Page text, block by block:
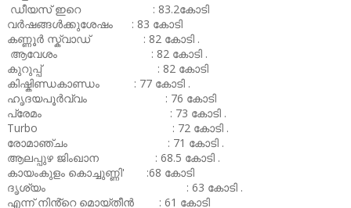
ഡീയസ് ഇറെ : 83.2കോടി
വർഷങ്ങൾക്കുശേഷം : 83 കോടി
കണ്ണൂർ സ്ക്വാഡ് : 82 കോടി .
ആവേശം : 82 കോടി .
കുറുപ്പ് : 82 കോടി
കിഷ്കിണ്ഡകാണ്ഡം : 77 കോടി .
ഹൃദയപൂർവ്വം : 76 കോടി
പ്രേമം : 73 കോടി .
Turbo : 72 കോടി .
രോമാഞ്ചം : 71 കോടി .
ആലപ്പുഴ ജിംഖാന : 68.5 കോടി .
കായംകുളം കൊച്ചുണ്ണി' :68 കോടി
ദൃശ്യം : 63 കോടി .
എന്ന് നിൻ്റെ മൊയ്തീൻ : 61 കോടി